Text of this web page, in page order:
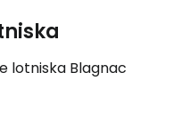
lotniska Blagnac